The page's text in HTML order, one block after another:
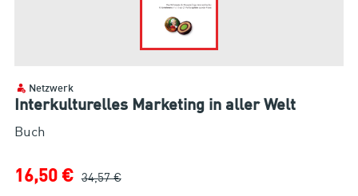
Netzwerk
Interkulturelles Marketing in aller Welt
Buch
16,50 € 34,57 €